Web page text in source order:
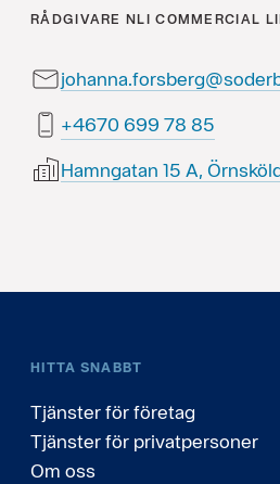
RÅDGIVARE NLI COMMERCIAL
58 87 996 0764+
Hamngatan 15 A,
HITTA SNABBT
Tjänster för företag
Tjänster för privatpersoner
Om oss